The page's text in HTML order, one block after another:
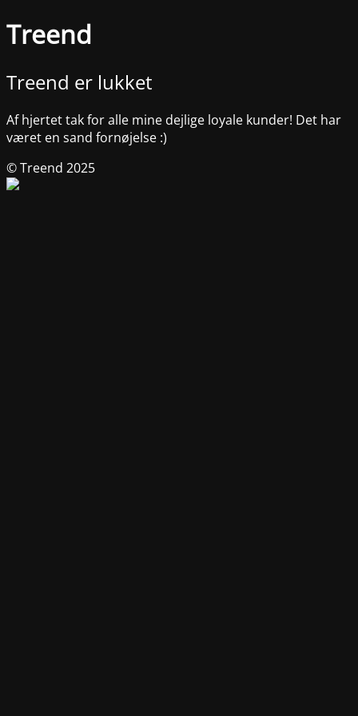
Treend
Treend er lukket
Af hjertet tak for alle mine dejlige loyale kunder! Det har
været en sand fornøjelse :)
© Treend 2025